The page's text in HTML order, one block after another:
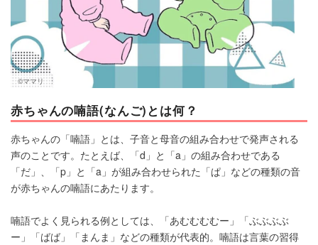
©ママリ
赤ちゃんの喃語(なんご)とは何？
赤ちゃんの「喃語」とは、子音と母音の組み合わせで発声される
声のことです。たとえば、「d」と「a」の組み合わせである
「だ」、「p」と「a」が組み合わせられた「ぱ」などの種類の音
が赤ちゃんの喃語にあたります。
喃語でよく見られる例としては、「あむむむむー」「ぶぶぶぶ
ー」「ばば」「まんま」などの種類が代表的。喃語は言葉の習得